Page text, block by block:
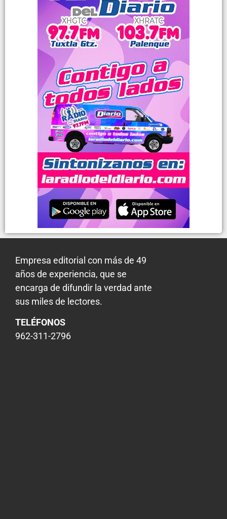
Empresa editorial con más de 49
años de experiencia, que se
encarga de difundir la verdad ante
sus miles de lectores.
TELÉFONOS
962-311-2796